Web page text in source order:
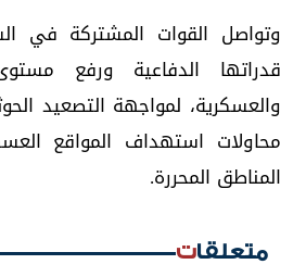
وتواصل القوات المشتركة في
قدراتها الدفاعية ورفع
والعسكرية، لمواجهة التصعيد
محاولات استهداف المواقع
المناطق المحررة.
متعلقات